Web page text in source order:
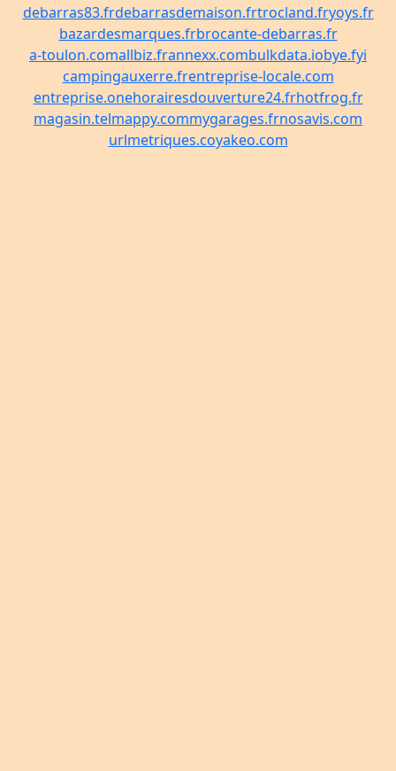
debarras83.frdebarrasdemaison.frtrocland.fryoys.fr
bazardesmarques.frbrocante-debarras.fr
a-toulon.comallbiz.frannexx.combulkdata.iobye.fyi
campingauxerre.frentreprise-locale.com
entreprise.onehorairesdouverture24.frhotfrog.fr
magasin.telmappy.commygarages.frnosavis.com
urlmetriques.coyakeo.com